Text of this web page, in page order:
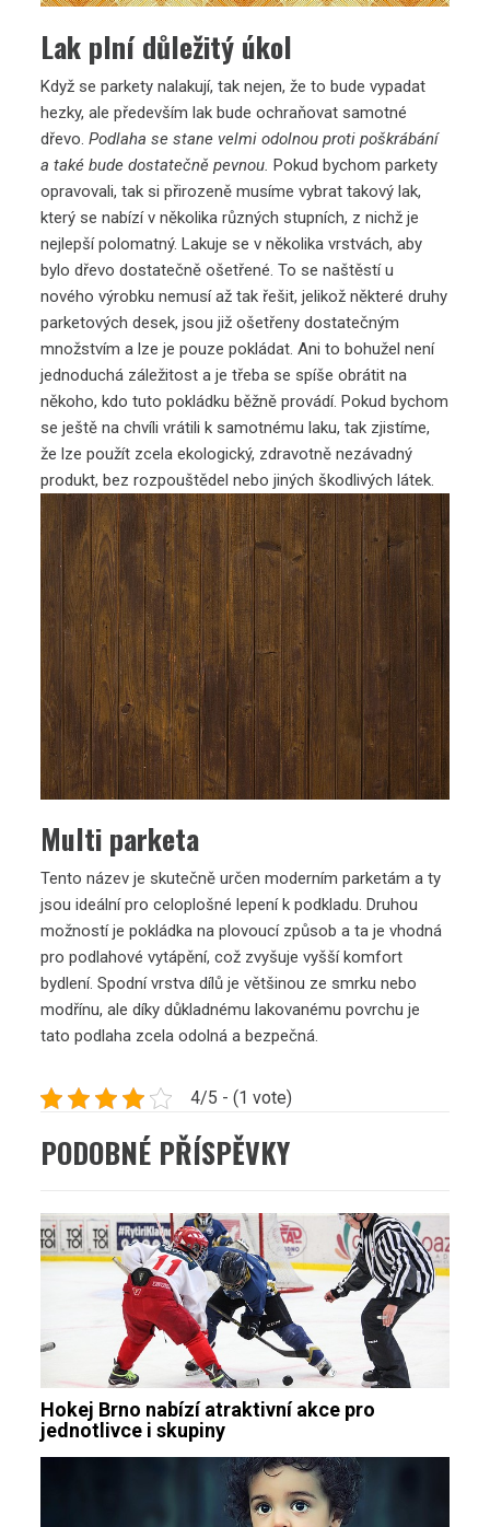
Lak plní důležitý úkol
Když se parkety nalakují, tak nejen, že to bude vypadat
hezky, ale především lak bude ochraňovat samotné
dřevo.Podlaha se stane velmi odolnou proti poškrábání
a také bude dostatečně pevnou. Pokud bychom parkety
opravovali, tak si přirozeně musíme vybrat takový lak,
který se nabízí v několika různých stupních, z nichž je
nejlepší polomatný. Lakuje se v několika vrstvách, aby
bylo dřevo dostatečně ošetřené. To se naštěstí u
nového výrobku nemusí až tak řešit, jelikož některé druhy
parketových desek, jsou již ošetřeny dostatečným
množstvím a lze je pouze pokládat. Ani to bohužel není
jednoduchá záležitost a je třeba se spíše obrátit na
někoho, kdo tuto pokládku běžně provádí. Pokud bychom
se ještě na chvíli vrátili k samotnému laku, tak zjistíme,
že lze použít zcela ekologický, zdravotně nezávadný
produkt, bez rozpouštědel nebo jiných škodlivých látek.
Multi parketa
Tento název je skutečně určen moderním parketám a ty
jsou ideální pro celoplošné lepení k podkladu. Druhou
možností je pokládka na plovoucí způsob a ta je vhodná
pro podlahové vytápění, což zvyšuje vyšší komfort
bydlení. Spodní vrstva dílů je většinou ze smrku nebo
modřínu, ale díky důkladnému lakovanému povrchu je
tato podlaha zcela odolná a bezpečná.
4/5 - (1 vote)
PODOBNÉ PŘÍSPĚVKY
Hokej Brno nabízí atraktivní akce pro
jednotlivce i skupiny